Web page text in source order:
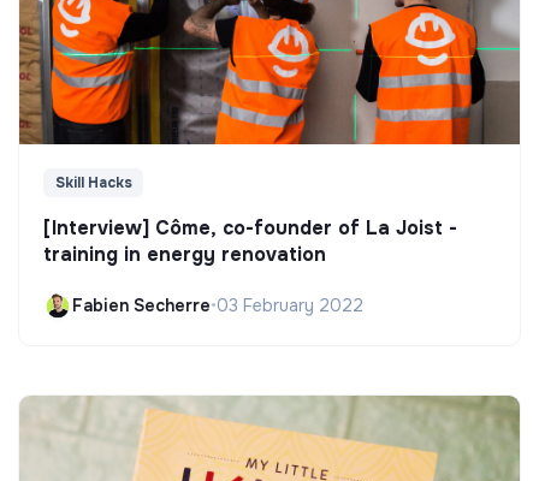
Skill Hacks
[Interview] Côme, co-founder of La Joist -
training in energy renovation
Fabien Secherre•03 February 2022